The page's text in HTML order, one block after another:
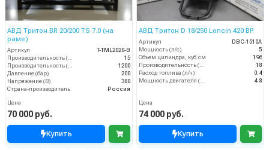
АВД Тритон BR 20/200 TS 7.0 (на
раме)
Артикул
T-TML2020-B
15
1200
Давление (бар)
200
Напряжение (В)
380
Страна-производитель
Россия
Цена
70 000 руб.
Купить
АВД Тритон D 18/250 Loncin 420 BP
Артикул
DBC-1510A
Мощность (л/с)
5
Объем цилиндра, куб.см
196
18
Расход топлива (л/ч)
0.4
4.8
Цена
74 000 руб.
Купить